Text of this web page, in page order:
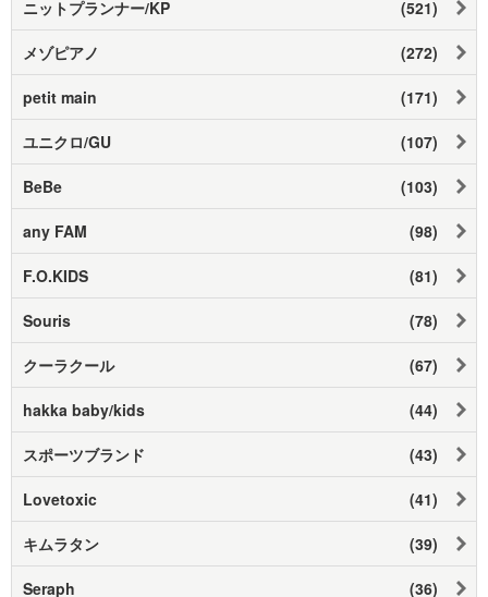
ニットプランナー/KP (521)
メゾピアノ (272)
petit main (171)
ユニクロ/GU (107)
BeBe (103)
any FAM (98)
F.O.KIDS (81)
Souris (78)
クーラクール (67)
hakka baby/kids (44)
スポーツブランド (43)
Lovetoxic (41)
キムラタン (39)
Seraph (36)